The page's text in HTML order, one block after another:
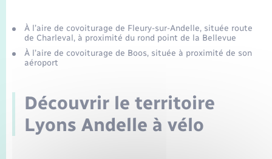
Seniors
Transports
Voirie et espace public
À l’aire de covoiturage de Fleury-sur-Andelle, située route
de Charleval, à proximité du rond point de la Bellevue
À l’aire de covoiturage de Boos, située à proximité de son
aéroport
Découvrir le territoire
Lyons Andelle à vélo